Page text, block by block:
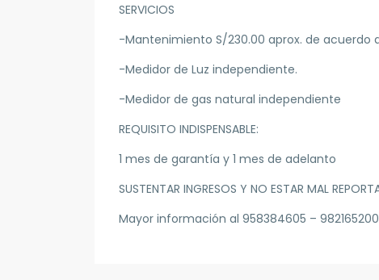
SERVICIOS
-Mantenimiento S/230.00 aprox. de acuerdo
-Medidor de Luz independiente.
-Medidor de gas natural independiente
REQUISITO INDISPENSABLE:
1 mes de garantía y 1 mes de adelanto
SUSTENTAR INGRESOS Y NO ESTAR MAL
Mayor información al 958384605 – 982165200